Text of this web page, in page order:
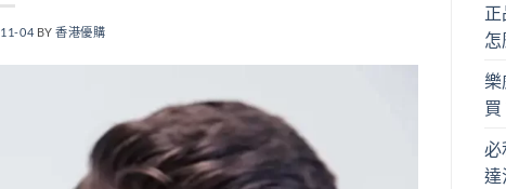
04 BY香港優購
怎
樂
必
達